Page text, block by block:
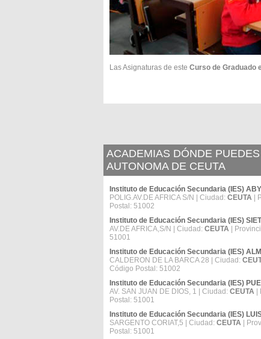
Las Asignaturas de este Curso de Graduado
ACADEMIAS DÓNDE
AUTONOMA DE CEUTA
Instituto de Educación Secundaria (IES)
POLIG.AV.DE AFRICA S/N | Ciudad: CEUTA |
Postal: 51002
Instituto de Educación Secundaria (IES)
AV.DE AFRICA,S/N | Ciudad: CEUTA |
51001
Instituto de Educación Secundaria (IES)
CALDERON DE LA BARCA 28 | Ciudad:
Código Postal: 51002
Instituto de Educación Secundaria (IES)
AV. SAN JUAN DE DIOS, 1 | Ciudad: CEUTA
Postal: 51001
Instituto de Educación Secundaria (IES)
SARGENTO CORIAT,5 | Ciudad: CEUTA |
Postal: 51001